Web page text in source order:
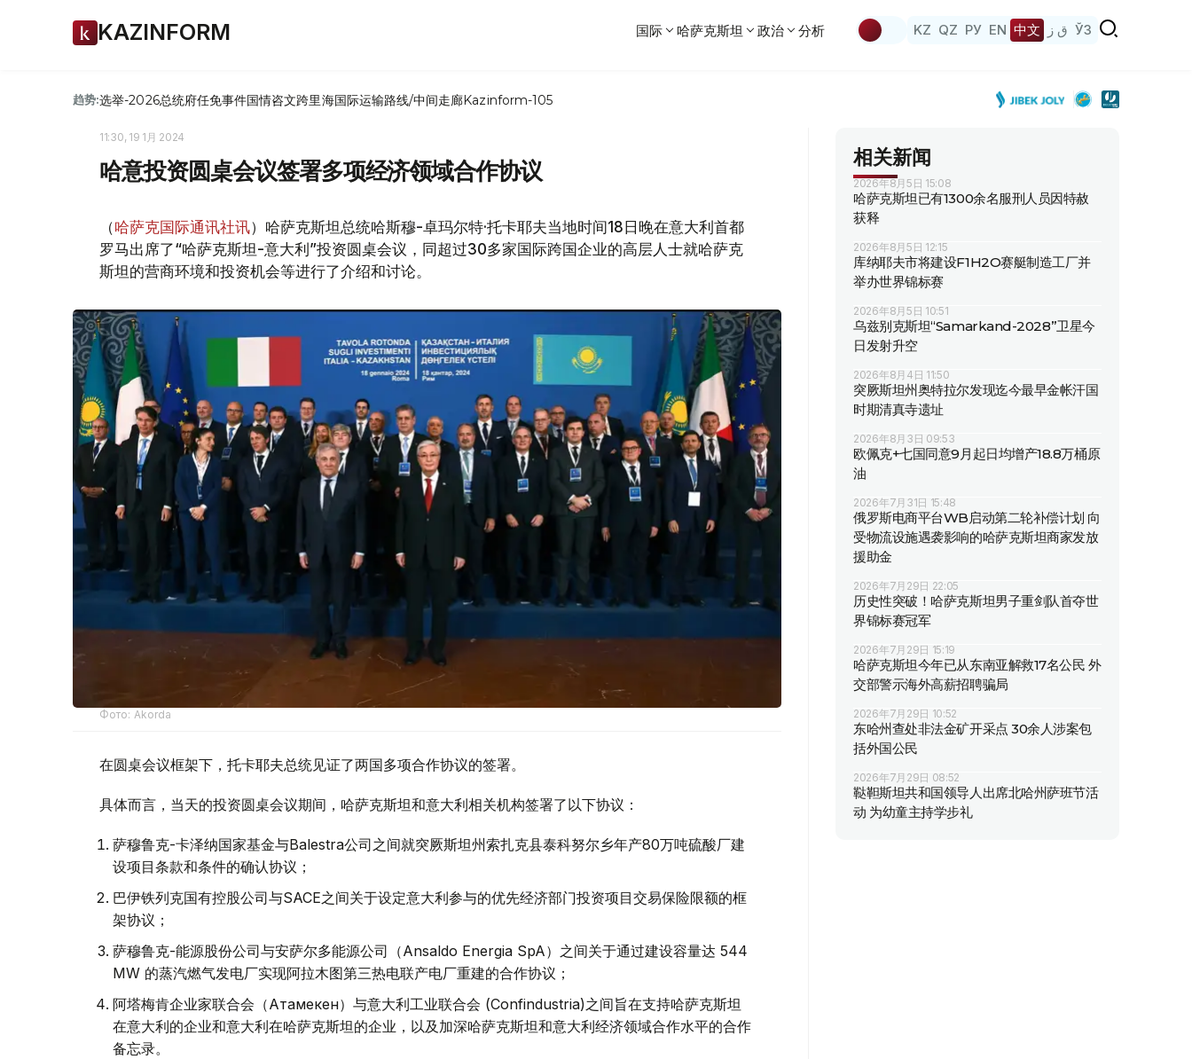
KAZINFORM 国际 哈萨克斯坦 政治 分析 KZ QZ РУ EN 中文 ق ز ЎЗ
趋势:选举-2026总统府任免事件国情咨文跨里海国际运输路线/中间走廊Kazinform-105
11:30, 19 1月 2024
哈意投资圆桌会议签署多项经济领域合作协议
（哈萨克国际通讯社讯）哈萨克斯坦总统哈斯穆-卓玛尔特·托卡耶夫当地时间18日晚在意大利首都
罗马出席了“哈萨克斯坦-意大利”投资圆桌会议，同超过30多家国际跨国企业的高层人士就哈萨克
斯坦的营商环境和投资机会等进行了介绍和讨论。
Фото: Akorda
在圆桌会议框架下，托卡耶夫总统见证了两国多项合作协议的签署。
具体而言，当天的投资圆桌会议期间，哈萨克斯坦和意大利相关机构签署了以下协议：
萨穆鲁克-卡泽纳国家基金与Balestra公司之间就突厥斯坦州索扎克县泰科努尔乡年产80万吨硫酸厂建
设项目条款和条件的确认协议；
巴伊铁列克国有控股公司与SACE之间关于设定意大利参与的优先经济部门投资项目交易保险限额的框
架协议；
萨穆鲁克-能源股份公司与安萨尔多能源公司（Ansaldo Energia SpA）之间关于通过建设容量达 544
MW 的蒸汽燃气发电厂实现阿拉木图第三热电联产电厂重建的合作协议；
阿塔梅肯企业家联合会（Атамекен）与意大利工业联合会 (Confindustria)之间旨在支持哈萨克斯坦
在意大利的企业和意大利在哈萨克斯坦的企业，以及加深哈萨克斯坦和意大利经济领域合作水平的合作
备忘录。
相关新闻
2026年8月5日 15:08
哈萨克斯坦已有1300余名服刑人员因特赦
获释
2026年8月5日 12:15
库纳耶夫市将建设F1H2O赛艇制造工厂并
举办世界锦标赛
2026年8月5日 10:51
乌兹别克斯坦“Samarkand-2028”卫星今
日发射升空
2026年8月4日 11:50
突厥斯坦州奥特拉尔发现迄今最早金帐汗国
时期清真寺遗址
2026年8月3日 09:53
欧佩克+七国同意9月起日均增产18.8万桶原
油
2026年7月31日 15:48
俄罗斯电商平台WB启动第二轮补偿计划 向
受物流设施遇袭影响的哈萨克斯坦商家发放
援助金
2026年7月29日 22:05
历史性突破！哈萨克斯坦男子重剑队首夺世
界锦标赛冠军
2026年7月29日 15:19
哈萨克斯坦今年已从东南亚解救17名公民 外
交部警示海外高薪招聘骗局
2026年7月29日 10:52
东哈州查处非法金矿开采点 30余人涉案包
括外国公民
2026年7月29日 08:52
鞑靼斯坦共和国领导人出席北哈州萨班节活
动 为幼童主持学步礼